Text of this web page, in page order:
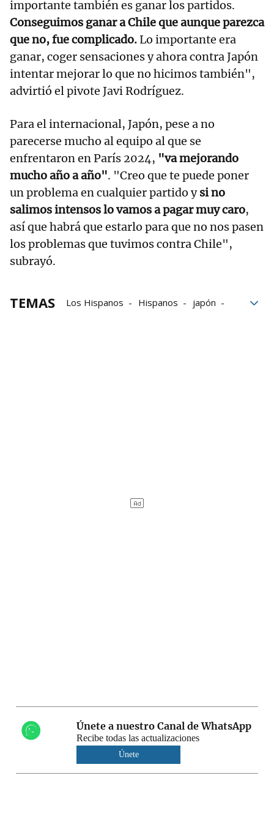
importante también es ganar los partidos.
Conseguimos ganar a Chile que aunque parezca
que no, fue complicado.Lo importante era
ganar, coger sensaciones y ahora contra Japón
intentar mejorar lo que no hicimos también",
advirtió el pivote Javi Rodríguez.
Para el internacional, Japón, pese a no
parecerse mucho al equipo al que se
enfrentaron en París 2024, "va mejorando
mucho año a año". "Creo que te puede poner
un problema en cualquier partido ysi no
salimos intensos lo vamos a pagar muy caro,
así que habrá que estarlo para que no nos pasen
los problemas que tuvimos contra Chile",
subrayó.
TEMAS Los Hispanos Hispanos
japón
Únete a nuestro Canal de WhatsApp
Recibe todas las actualizaciones
Únete